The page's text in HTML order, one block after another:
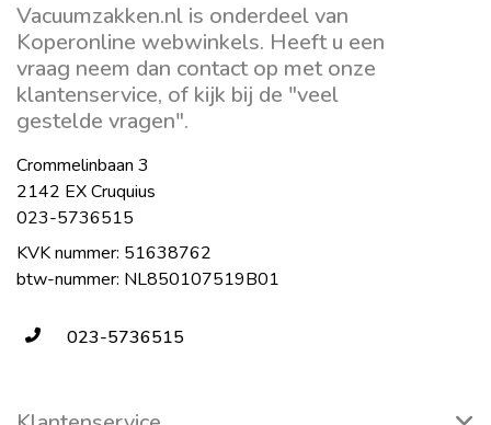
Vacuumzakken.nl is onderdeel van
Koperonline webwinkels. Heeft u een
vraag neem dan contact op met onze
klantenservice, of kijk bij de "veel
gestelde vragen".
Crommelinbaan 3
2142 EX Cruquius
023-5736515
KVK nummer: 51638762
btw-nummer: NL850107519B01
023-5736515